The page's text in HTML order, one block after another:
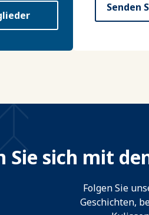
Senden
Sie sich mit
Folgen Sie
Geschichten,